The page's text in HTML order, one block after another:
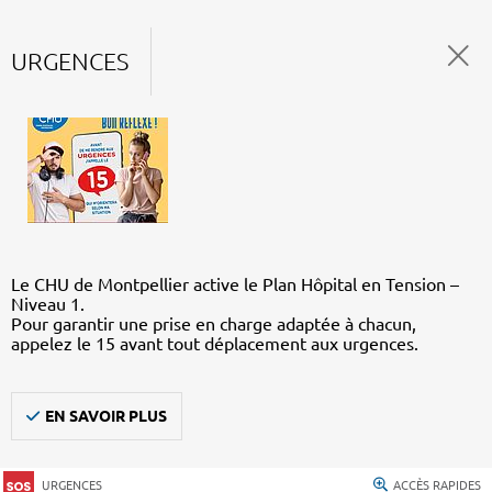
URGENCES
Le CHU de Montpellier active le Plan Hôpital en Tension –
Niveau 1.
Pour garantir une prise en charge adaptée à chacun,
appelez le 15 avant tout déplacement aux urgences.
EN SAVOIR PLUS
URGENCES ACCÈS RAPIDES